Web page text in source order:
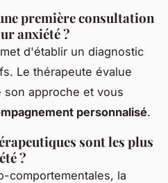
première consultation
anxiété ?
d'établir un diagnostic
Le thérapeute évalue
approche et vous
personnalisé.
sont les plus
?
comportementales, la